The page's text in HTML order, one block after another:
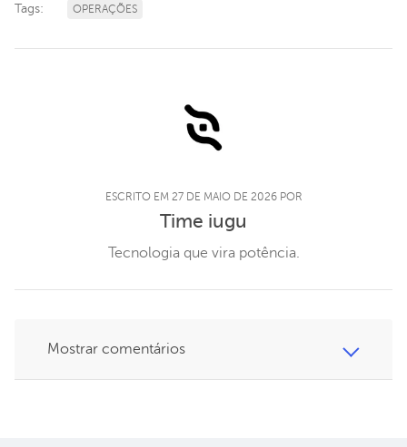
Tags: OPERAÇÕES
ESCRITO EM 27 DE MAIO DE 2026 POR
Time iugu
Tecnologia que vira potência.
Mostrar comentários